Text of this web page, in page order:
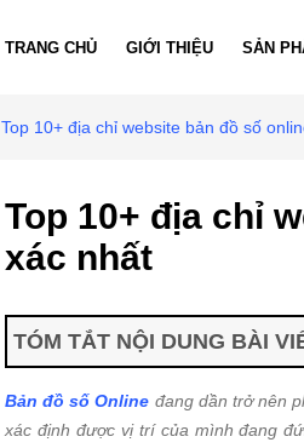
TRANG CHỦ GIỚI THIỆU SẢN
Top 10+ địa chỉ website bản đồ số
Top 10+ địa chỉ
xác nhất
TÓM TẮT NỘI DUNG BÀI
Bản đồ số Online đang dần trở nên
xác định được vị trí của mình đang